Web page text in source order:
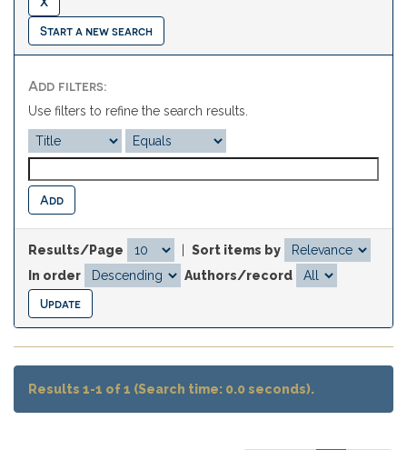
Start a new search
Add filters:
Use filters to refine the search results.
Results/Page
Sort items by
In order
Authors/record
Results 1-1 of 1 (Search time: 0.0 seconds).